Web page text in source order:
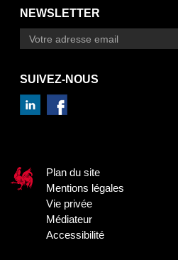
NEWSLETTER
SUIVEZ-NOUS
Plan du site
Mentions légales
Vie privée
Médiateur
Accessibilité